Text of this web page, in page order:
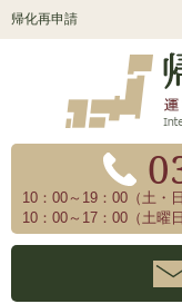
帰化再申請
10：00～19：00（土・
10：00～17：00（土曜日